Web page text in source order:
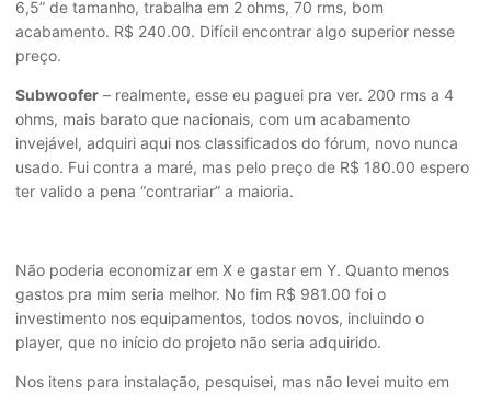
6,5” de tamanho, trabalha em 2 ohms, 70 rms, bom
acabamento. R$ 240.00. Difícil encontrar algo superior nesse
preço.
Subwoofer – realmente, esse eu paguei pra ver. 200 rms a 4
ohms, mais barato que nacionais, com um acabamento
invejável, adquiri aqui nos classificados do fórum, novo nunca
usado. Fui contra a maré, mas pelo preço de R$ 180.00 espero
ter valido a pena “contrariar” a maioria.
Não poderia economizar em X e gastar em Y. Quanto menos
gastos pra mim seria melhor. No fim R$ 981.00 foi o
investimento nos equipamentos, todos novos, incluindo o
player, que no início do projeto não seria adquirido.
Nos itens para instalação, pesquisei, mas não levei muito em